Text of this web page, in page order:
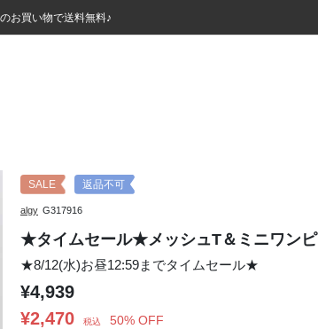
お買い物で送料無料♪
水)お昼12:59まで！！
お買い物で送料無料♪
水)お昼12:59まで！！
SALE 返品不可
algy G317916
★タイムセール★メッシュT＆ミニワンピ
★8/12(水)お昼12:59までタイムセール★
¥4,939
¥2,470
税込 50% OFF